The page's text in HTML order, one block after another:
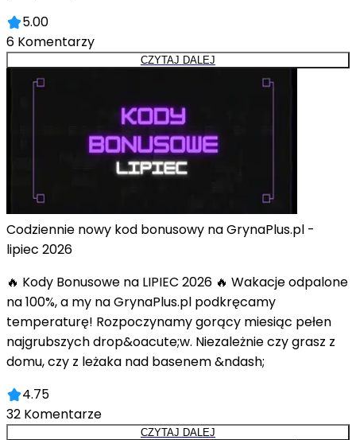
5.00
6 Komentarzy
CZYTAJ DALEJ
Codziennie nowy kod bonusowy na GrynaPlus.pl -
lipiec 2026
🔥 Kody Bonusowe na LIPIEC 2026 🔥 Wakacje odpalone
na 100%, a my na GrynaPlus.pl podkręcamy
temperaturę! Rozpoczynamy gorący miesiąc pełen
najgrubszych drop&oacute;w. Niezależnie czy grasz z
domu, czy z leżaka nad basenem &ndash;
4.75
32 Komentarze
CZYTAJ DALEJ